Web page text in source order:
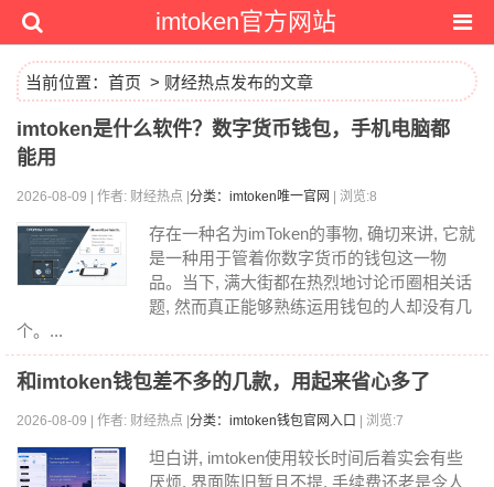
imtoken官方网站
当前位置： 首页 > 财经热点发布的文章
imtoken是什么软件？数字货币钱包，手机电脑都
能用
2026-08-09 | 作者: 财经热点 | 分类：imtoken唯一官网 | 浏览:8
存在一种名为imToken的事物, 确切来讲, 它就
是一种用于管着你数字货币的钱包这一物
品。当下, 满大街都在热烈地讨论币圈相关话
题, 然而真正能够熟练运用钱包的人却没有几
个。...
和imtoken钱包差不多的几款，用起来省心多了
2026-08-09 | 作者: 财经热点 | 分类：imtoken钱包官网入口 | 浏览:7
坦白讲, imtoken使用较长时间后着实会有些
厌烦, 界面陈旧暂且不提, 手续费还老是令人